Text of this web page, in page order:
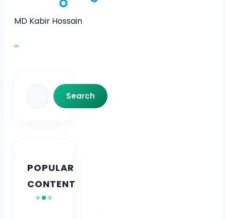
MD Kabir Hossain
...
Search
Search
POPULAR
CONTENT